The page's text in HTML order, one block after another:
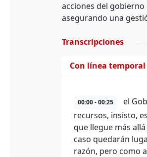
acciones del gobierno
asegurando una
Transcripciones
Con línea temporal
00:00 - 00:25
el
recursos, insisto,
que llegue más
caso quedarán
razón, pero como